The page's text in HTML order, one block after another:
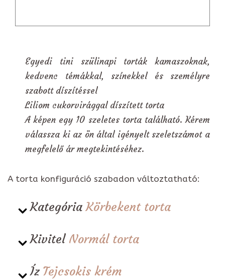
Egyedi tini szülinapi torták kamaszoknak,
kedvenc témákkal, színekkel és személyre
szabott díszítéssel
Liliom cukorvirággal díszített torta
A képen egy 10 szeletes torta található. Kérem
válassza ki az ön által igényelt szeletszámot a
megfelelő ár megtekintéséhez.
A torta konfiguráció szabadon változtatható:
KategóriaKörbekent torta
Kivitel Normál torta
Íz Tejcsokis krém